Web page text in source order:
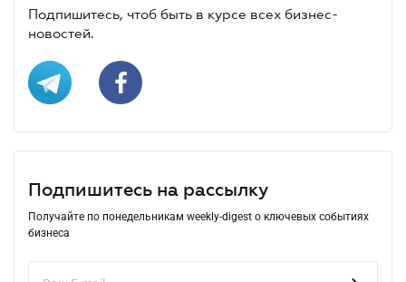
Подпишитесь, чтоб быть в курсе всех бизнес-
новостей.
Подпишитесь на рассылку
Получайте по понедельникам weekly-digest о ключевых событиях
бизнеса